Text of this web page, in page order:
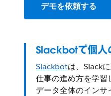
デモを依頼する
Slackbotで個人
Slackbotは、Slack
仕事の進め方を学習
データ全体のイン